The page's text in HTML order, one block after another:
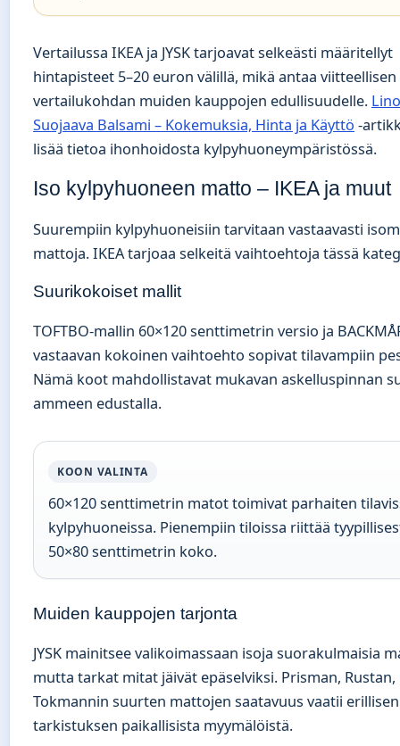
Vertailussa IKEA ja JYSK tarjoavat selkeästi määritellyt
hintapisteet 5–20 euron välillä, mikä antaa viitteellisen
vertailukohdan muiden kauppojen edullisuudelle.
Suojaava Balsami – Kokemuksia, Hinta ja Käyttö -
lisää tietoa ihonhoidosta kylpyhuoneympäristössä.
Iso kylpyhuoneen matto – IKEA ja muut
Suurempiin kylpyhuoneisiin tarvitaan vastaavasti
mattoja. IKEA tarjoaa selkeitä vaihtoehtoja tässä
Suurikokoiset mallit
TOFTBO-mallin 60×120 senttimetrin versio ja
vastaavan kokoinen vaihtoehto sopivat tilavampiin
Nämä koot mahdollistavat mukavan askelluspinnan
ammeen edustalla.
KOON VALINTA
60×120 senttimetrin matot toimivat parhaiten
kylpyhuoneissa. Pienempiin tiloissa riittää
50×80 senttimetrin koko.
Muiden kauppojen tarjonta
JYSK mainitsee valikoimassaan isoja suorakulmaisia
mutta tarkat mitat jäivät epäselviksi. Prisman, Rustan,
Tokmannin suurten mattojen saatavuus vaatii erillisen
tarkistuksen paikallisista myymälöistä.